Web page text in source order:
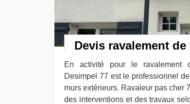
Devis ravalement de
En activité pour le ravalement
Desimpel 77 est le professionnel
murs extérieurs. Ravaleur pas cher
des interventions et des travaux